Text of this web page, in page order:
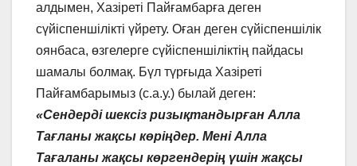
алдымен, Хазіреті Пайғамбарға деген
сүйіспеншілікті үйрету. Оған деген сүйіспеншілік
оянбаса, өзгелерге сүйіспеншіліктің пайдасы
шамалы болмақ. Бүл түрғыда Хазіреті
Пайғамбарымыз (с.а.у.) былай деген:
«Сендердішексіз ризықтандырған Алла
Тағланы жақсы көріңдер. Мені Алла
Тағаланы жақсы көргендерің үшін жақсы